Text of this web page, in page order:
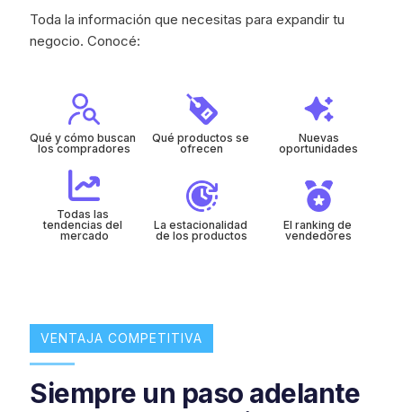
Toda la información que necesitas para expandir tu
negocio. Conocé:
Qué y cómo buscan
los compradores
Qué productos se
ofrecen
Nuevas
oportunidades
Todas las
tendencias del
mercado
La estacionalidad
de los productos
El ranking de
vendedores
VENTAJA COMPETITIVA
Siempre un paso adelante